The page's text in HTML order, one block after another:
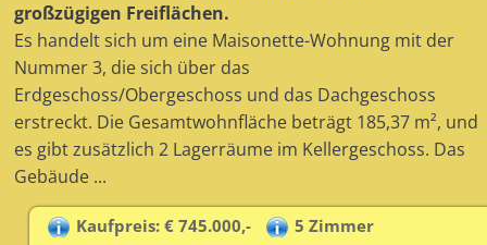
großzügigen Freiflächen.
Es handelt sich um eine Maisonette-Wohnung mit der
Nummer 3, die sich über das
Erdgeschoss/Obergeschoss und das Dachgeschoss
erstreckt. Die Gesamtwohnfläche beträgt 185,37 m², und
es gibt zusätzlich 2 Lagerräume im Kellergeschoss. Das
Gebäude ...
Kaufpreis: € 745.000,-
5 Zimmer